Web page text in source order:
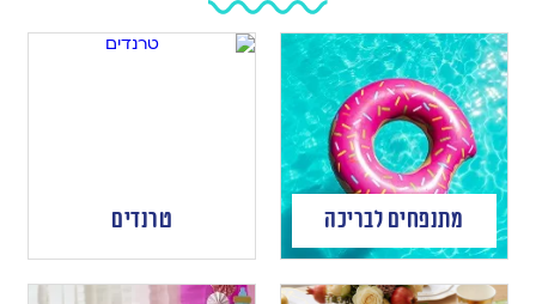
מתנפחים לבריכה טרנדים